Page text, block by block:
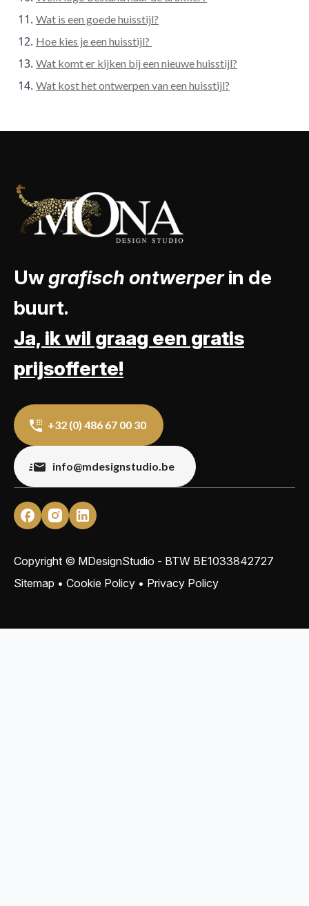
Wat is een goede huisstijl?
Hoe kies je een huisstijl?
Wat komt er kijken bij een nieuwe huisstijl?
Wat kost het ontwerpen van een huisstijl?
Uwgrafisch ontwerperin de
buurt.
Ja, ik wil graag een gratis
prijsofferte!
+32 (0) 486 67 00 30
info@mdesignstudio.be
Copyright © MDesignStudio - BTW BE1033842727
Sitemap • Cookie Policy • Privacy Policy